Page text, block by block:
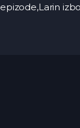
epizode,Larin